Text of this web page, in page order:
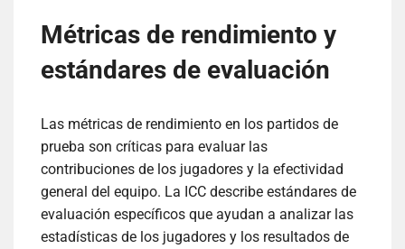
Métricas de rendimiento y
estándares de evaluación
Las métricas de rendimiento en los partidos de
prueba son críticas para evaluar las
contribuciones de los jugadores y la efectividad
general del equipo. La ICC describe estándares de
evaluación específicos que ayudan a analizar las
estadísticas de los jugadores y los resultados de